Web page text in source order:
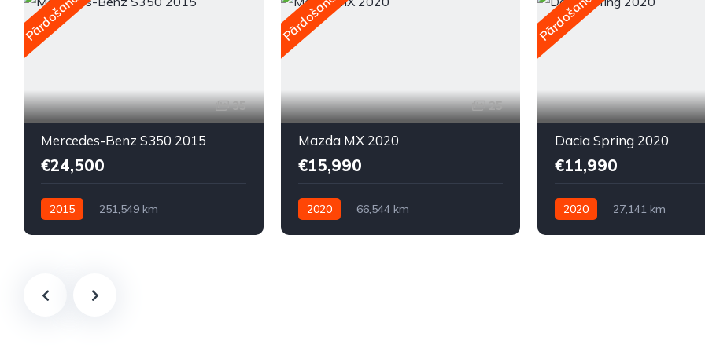
Pārdošanā
35
Mercedes-Benz S350 2015
€24,500
2015
251,549 km
Pārdošanā
25
Mazda MX 2020
€15,990
2020
66,544 km
Pārdošanā
Dacia Spring 2020
€11,990
2020
27,141 km